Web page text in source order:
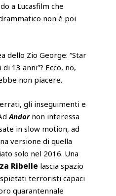
a Lucasfilm che
non è poi
dello Zio George: “Star
13 anni”? Ecco, no,
non piacere.
gli inseguimenti e
Andornon interessa
in slow motion, ad
versione di quella
solo nel 2016. Una
Ribelle lascia spazio
terroristi capaci
quarantennale